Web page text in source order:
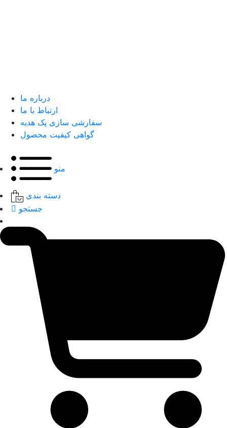
درباره ما
ارتباط با ما
سفارشی سازی پک هدیه
گواهی کیفیت محصول
منو
دسته بندی
جستجو